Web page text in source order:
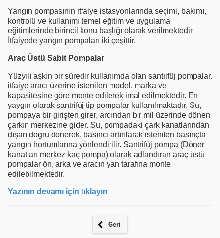
Yangın pompasının itfaiye istasyonlarında seçimi, bakımı,
kontrolü ve kullanımı temel eğitim ve uygulama
eğitimlerinde birincil konu başlığı olarak verilmektedir.
İtfaiyede yangın pompaları iki çeşittir.
Araç Üstü Sabit Pompalar
Yüzyılı aşkın bir süredir kullanımda olan santrifüj pompalar,
itfaiye aracı üzerine istenilen model, marka ve
kapasitesine göre monte edilerek imal edilmektedir. En
yaygın olarak santrifüj tip pompalar kullanılmaktadır. Su,
pompaya bir girişten girer, ardından bir mil üzerinde dönen
çarkın merkezine gider. Su, pompadaki çark kanatlarından
dışarı doğru dönerek, basıncı artırılarak istenilen basınçta
yangın hortumlarına yönlendirilir. Santrifüj pompa (Döner
kanatları merkez kaç pompa) olarak adlandıran araç üstü
pompalar ön, arka ve aracın yan tarafına monte
edilebilmektedir.
Yazının devamı için tıklayın
Geri